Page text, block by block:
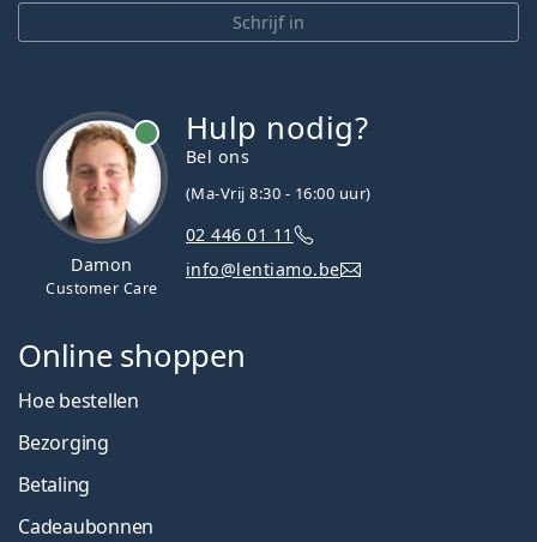
Schrijf in
Damon
Customer Care
Hulp nodig?
Bel ons
(Ma-Vrij 8:30 - 16:00 uur)
02 446 01 11
info@lentiamo.be
Online shoppen
Hoe bestellen
Bezorging
Betaling
Cadeaubonnen